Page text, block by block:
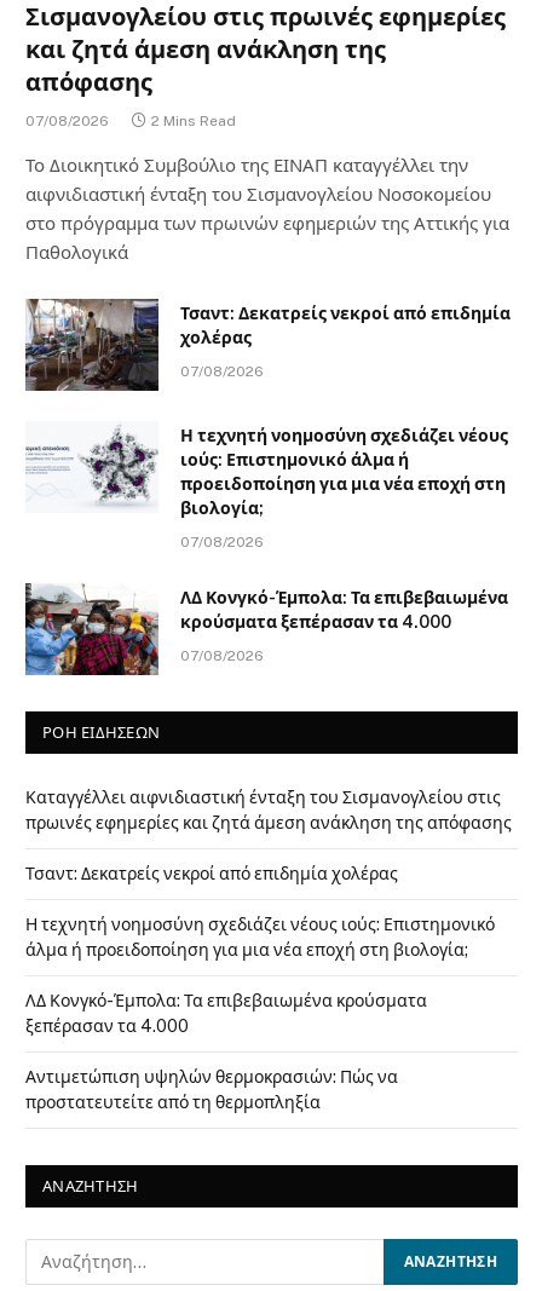
Σισμανογλείου στις πρωινές εφημερίες
και ζητά άμεση ανάκληση της
απόφασης
07/08/2026 2 Mins Read
Το Διοικητικό Συμβούλιο της ΕΙΝΑΠ καταγγέλλει την
αιφνιδιαστική ένταξη του Σισμανογλείου Νοσοκομείου
στο πρόγραμμα των πρωινών εφημεριών της Αττικής για
Παθολογικά
Τσαντ: Δεκατρείς νεκροί από επιδημία
χολέρας
07/08/2026
Η τεχνητή νοημοσύνη σχεδιάζει νέους
ιούς: Επιστημονικό άλμα ή
προειδοποίηση για μια νέα εποχή στη
βιολογία;
07/08/2026
ΛΔ Κονγκό-Έμπολα: Τα επιβεβαιωμένα
κρούσματα ξεπέρασαν τα 4.000
07/08/2026
ΡΟΗ ΕΙΔΗΣΕΩΝ
Καταγγέλλει αιφνιδιαστική ένταξη του Σισμανογλείου στις
πρωινές εφημερίες και ζητά άμεση ανάκληση της απόφασης
Τσαντ: Δεκατρείς νεκροί από επιδημία χολέρας
Η τεχνητή νοημοσύνη σχεδιάζει νέους ιούς: Επιστημονικό
άλμα ή προειδοποίηση για μια νέα εποχή στη βιολογία;
ΛΔ Κονγκό-Έμπολα: Τα επιβεβαιωμένα κρούσματα
ξεπέρασαν τα 4.000
Αντιμετώπιση υψηλών θερμοκρασιών: Πώς να
προστατευτείτε από τη θερμοπληξία
ΑΝΑΖΗΤΗΣΗ